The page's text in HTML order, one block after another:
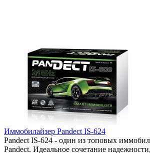
Иммобилайзер Pandect IS-624
Pandect IS-624 - один из топовых
Pandect. Идеальное сочетание